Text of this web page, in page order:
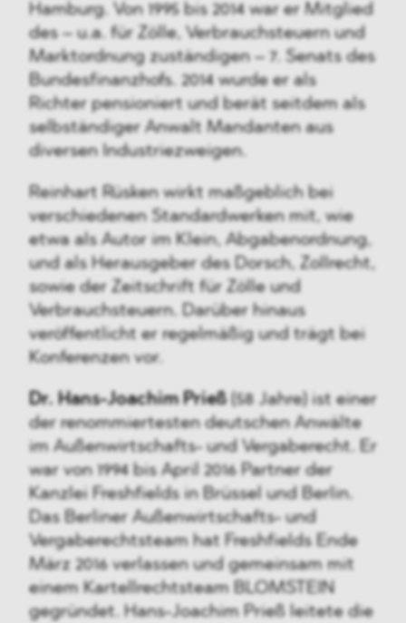
Hamburg. Von 1995 bis 2014 war er Mitglied
des – u.a. für Zölle, Verbrauchsteuern und
Marktordnung zuständigen – 7. Senats des
Bundesfinanzhofs. 2014 wurde er als
Richter pensioniert und berät seitdem als
selbständiger Anwalt Mandanten aus
diversen Industriezweigen.
Reinhart Rüsken wirkt maßgeblich bei
verschiedenen Standardwerken mit, wie
etwa als Autor im Klein, Abgabenordnung,
und als Herausgeber des Dorsch, Zollrecht,
sowie der Zeitschrift für Zölle und
Verbrauchsteuern. Darüber hinaus
veröffentlicht er regelmäßig und trägt bei
Konferenzen vor.
Dr. Hans-Joachim Prieß(58 Jahre) ist einer
der renommiertesten deutschen Anwälte
im Außenwirtschafts- und Vergaberecht. Er
war von 1994 bis April 2016 Partner der
Kanzlei Freshfields in Brüssel und Berlin.
Das Berliner Außenwirtschafts- und
Vergaberechtsteam hat Freshfields Ende
März 2016 verlassen und gemeinsam mit
einem Kartellrechtsteam BLOMSTEIN
gegründet. Hans-Joachim Prieß leitete die